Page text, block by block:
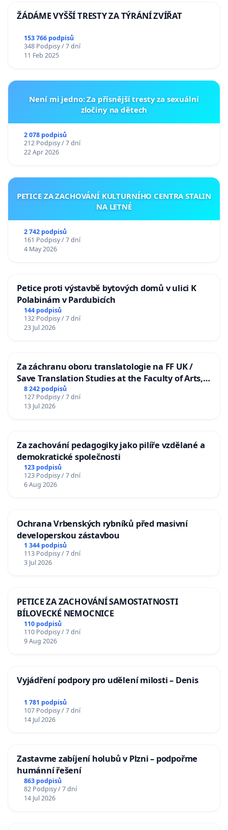
ŽÁDÁME VYŠŠÍ TRESTY ZA TÝRÁNÍ ZVÍŘAT
153 766 podpisů
348 Podpisy / 7 dní
11 Feb 2025
Není mi jedno: Za přísnější tresty za sexuální
zločiny na dětech
2 078 podpisů
212 Podpisy / 7 dní
22 Apr 2026
PETICE ZA ZACHOVÁNÍ KULTURNÍHO CENTRA STALIN
NA LETNÉ
2 742 podpisů
161 Podpisy / 7 dní
4 May 2026
Petice proti výstavbě bytových domů v ulici K
Polabinám v Pardubicích
144 podpisů
132 Podpisy / 7 dní
23 Jul 2026
Za záchranu oboru translatologie na FF UK /
Save Translation Studies at the Faculty of Arts,
Charles University
8 242 podpisů
127 Podpisy / 7 dní
13 Jul 2026
Za zachování pedagogiky jako pilíře vzdělané a
demokratické společnosti
123 podpisů
123 Podpisy / 7 dní
6 Aug 2026
Ochrana Vrbenských rybníků před masivní
developerskou zástavbou
1 344 podpisů
113 Podpisy / 7 dní
3 Jul 2026
PETICE ZA ZACHOVÁNÍ SAMOSTATNOSTI
BÍLOVECKÉ NEMOCNICE
110 podpisů
110 Podpisy / 7 dní
9 Aug 2026
Vyjádření podpory pro udělení milosti – Denis
1 781 podpisů
107 Podpisy / 7 dní
14 Jul 2026
Zastavme zabíjení holubů v Plzni – podpořme
humánní řešení
863 podpisů
82 Podpisy / 7 dní
14 Jul 2026